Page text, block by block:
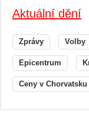
Aktuální dění
Zprávy Volby
Epicentrum
Ceny v Chorvatsku